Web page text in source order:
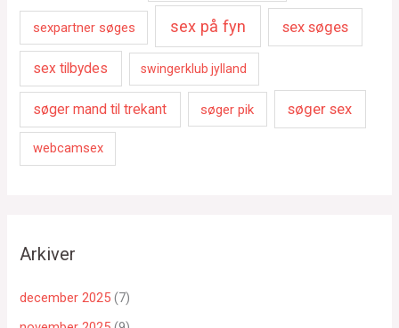
sexpartner søges sex på fyn sex søges
sex tilbydes swingerklub jylland
søger mand til trekant søger pik søger sex
webcamsex
Arkiver
december 2025 (7)